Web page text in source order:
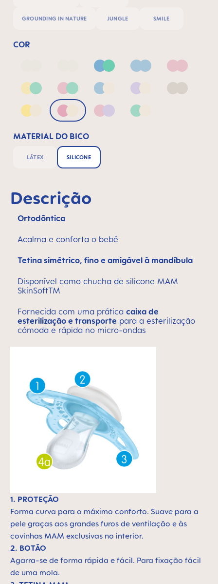
GROUNDING IN NATURE JUNGLE SMILE
COR
Neutral2 Blue & Green
Blue Pink
Yellow & GreenPink & GreenBlue & NeutralLilac & Neutral
Neutral
Yellow & NeutralPink & NeutralPink & LilacGreen & Neutral
MATERIAL DO BICO
LÁTEX SILICONE
Descrição
Ortodôntica
Acalma e conforta o bebé
Tetina simétrico, fino e amigável à mandíbula
Disponível como chucha de silicone MAM
SkinSoftTM
Fornecida com uma prática caixa de
esterilização e transporte para a esterilização
cómoda e rápida no micro-ondas
1. PROTEÇÃO
Forma curva para o máximo conforto. Suave para a
pele graças aos grandes furos de ventilação e às
covinhas MAM exclusivas no interior.
2. BOTÃO
Agarra-se de forma rápida e fácil. Para fixação fácil
de uma mola.